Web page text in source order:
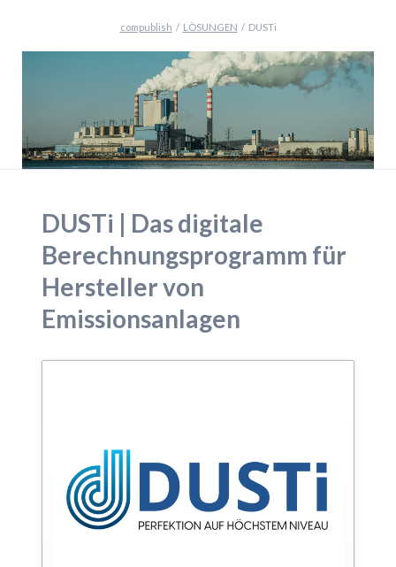
compublish LÖSUNGEN DUSTi
DUSTi | Das digitale
Berechnungsprogramm für
Hersteller von
Emissionsanlagen